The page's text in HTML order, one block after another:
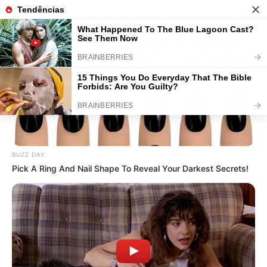
Lembrancinhas de Maternidade
em EVA: 30 Ideias com Passo a
Passo
BUZZ DAY
Pick A Ring And Nail Shape To Reveal Your Darkest Secrets!